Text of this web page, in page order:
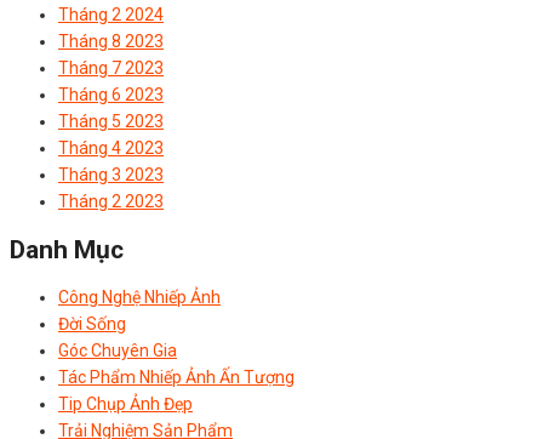
Tháng 2 2024
Tháng 8 2023
Tháng 7 2023
Tháng 6 2023
Tháng 5 2023
Tháng 4 2023
Tháng 3 2023
Tháng 2 2023
Danh Mục
Công Nghệ Nhiếp Ảnh
Đời Sống
Góc Chuyên Gia
Tác Phẩm Nhiếp Ảnh Ấn Tượng
Tip Chụp Ảnh Đẹp
Trải Nghiệm Sản Phẩm